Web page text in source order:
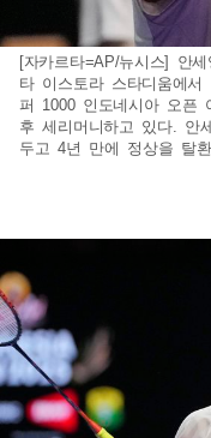
[자카르타=AP/뉴시스] 안
타 이스토라 스타디움에서
퍼 1000 인도네시아 오픈
후 세리머니하고 있다. 안
두고 4년 만에 정상을 탈환